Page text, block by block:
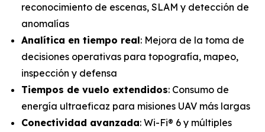
reconocimiento de escenas, SLAM y detección de
anomalías
Analítica en tiempo real: Mejora de la toma de
decisiones operativas para topografía, mapeo,
inspección y defensa
Tiempos de vuelo extendidos: Consumo de
energía ultraeficaz para misiones UAV más largas
Conectividad avanzada: Wi-Fi® 6 y múltiples